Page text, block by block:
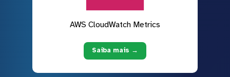
AWS CloudWatch Metrics
Saiba mais →